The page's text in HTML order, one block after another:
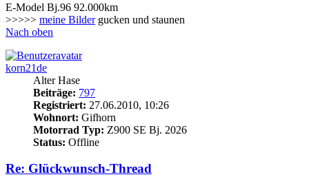
E-Model Bj.96 92.000km
>>>>> meine Bildergucken und staunen
Nach oben
korn21de
Alter Hase
Beiträge: 797
Registriert: 27.06.2010, 10:26
Wohnort: Gifhorn
Motorrad Typ: Z900 SE Bj. 2026
Status: Offline
Re: Glückwunsch-Thread